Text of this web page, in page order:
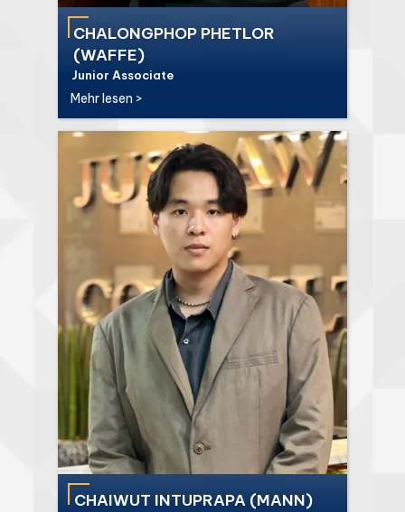
CHALONGPHOP PHETLOR
(WAFFE)
Junior Associate
Mehr lesen >
CHAIWUT INTUPRAPA (MANN)